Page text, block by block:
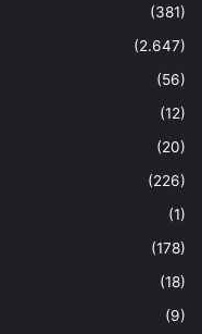
(381)
(2.647)
(56)
(12)
(20)
(226)
(1)
(178)
(18)
(9)